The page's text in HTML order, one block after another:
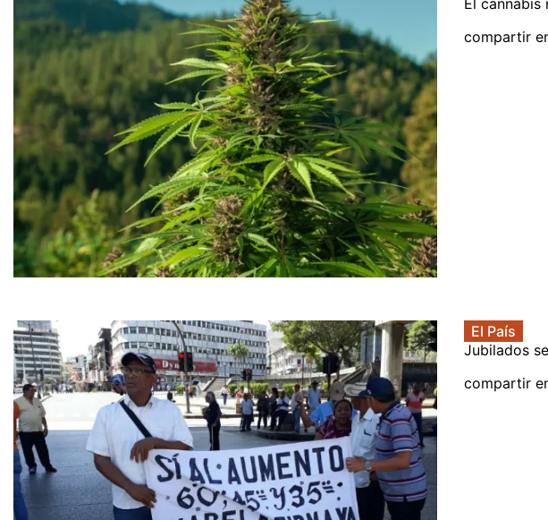
compartir
El País
Jubilados
compartir